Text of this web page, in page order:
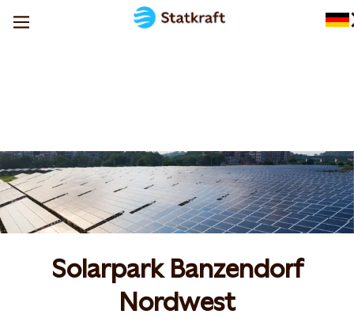
Solarpark Banzendorf
Nordwest